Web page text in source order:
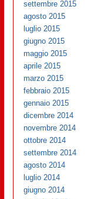
settembre 2015
agosto 2015
luglio 2015
giugno 2015
maggio 2015
aprile 2015
marzo 2015
febbraio 2015
gennaio 2015
dicembre 2014
novembre 2014
ottobre 2014
settembre 2014
agosto 2014
luglio 2014
giugno 2014